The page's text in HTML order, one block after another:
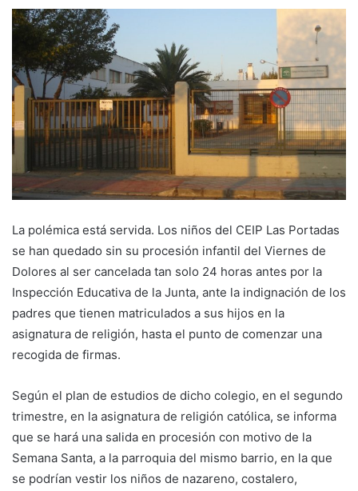
La polémica está servida. Los niños del CEIP Las Portadas
se han quedado sin su procesión infantil del Viernes de
Dolores al ser cancelada tan solo 24 horas antes por la
Inspección Educativa de la Junta, ante la indignación de los
padres que tienen matriculados a sus hijos en la
asignatura de religión, hasta el punto de comenzar una
recogida de firmas.
Según el plan de estudios de dicho colegio, en el segundo
trimestre, en la asignatura de religión católica, se informa
que se hará una salida en procesión con motivo de la
Semana Santa, a la parroquia del mismo barrio, en la que
se podrían vestir los niños de nazareno, costalero,